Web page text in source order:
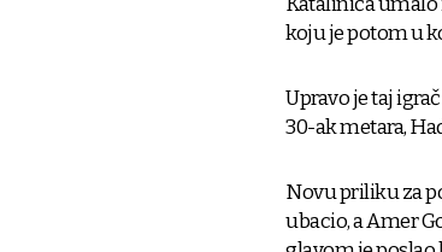
koju je potom u
Upravo je taj
30-ak metara,
Novu priliku za
ubacio, a Amer